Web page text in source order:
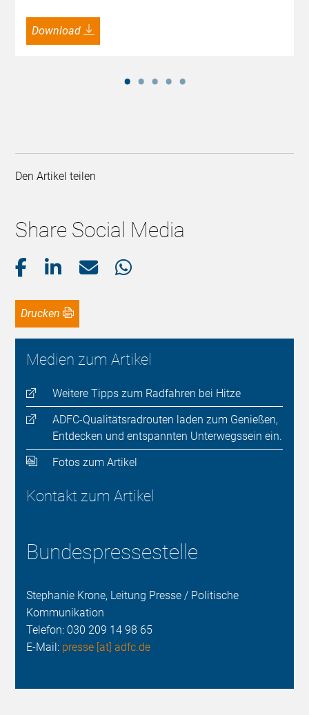
Download
Den Artikel teilen
Share Social Media
Drucken
Medien zum Artikel
Weitere Tipps zum Radfahren bei Hitze
ADFC-Qualitätsradrouten laden zum Genießen,
Entdecken und entspannten Unterwegssein ein.
Fotos zum Artikel
Kontakt zum Artikel
Bundespressestelle
Stephanie Krone, Leitung Presse / Politische
Kommunikation
Telefon: 030 209 14 98 65
E-Mail: presse [at] adfc.de